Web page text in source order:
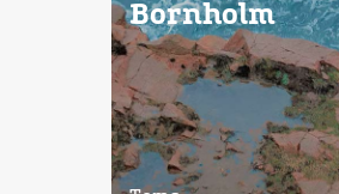
Bornholm